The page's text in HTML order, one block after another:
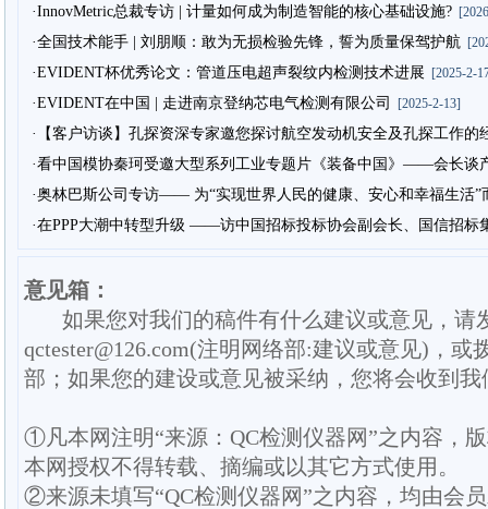
·InnovMetric总裁专访 | 计量如何成为制造智能的核心基础设施?
·全国技术能手 | 刘朋顺：敢为无损检验先锋，誓为质量保驾护航
·EVIDENT杯优秀论文：管道压电超声裂纹内检测技术进展 [2025-2-
·EVIDENT在中国 | 走进南京登纳芯电气检测有限公司 [2025-2-13]
·【客户访谈】孔探资深专家邀您探讨航空发动机安全及孔探工作的
·看中国模协秦珂受邀大型系列工业专题片《装备中国》——会长谈
·奥林巴斯公司专访—— 为“实现世界人民的健康、安心和幸福生活”
·在PPP大潮中转型升级 ——访中国招标投标协会副会长、国信招标
意见箱：
如果您对我们的稿件有什么建议或意见，请
qctester@126.com(注明网络部:建议或意见)，或
部；如果您的建设或意见被采纳，您将会收到
①凡本网注明“来源：QC检测仪器网”之内容，
本网授权不得转载、摘编或以其它方式使用。
②来源未填写“QC检测仪器网”之内容，均由会